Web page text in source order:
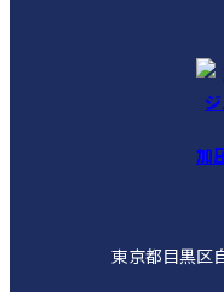
加
東京都目黒区